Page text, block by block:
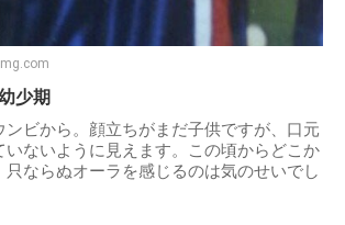
少期
ンビから。顔立ちがまだ子供ですが、口元
いないように見えます。この頃からどこか
ならぬオーラを感じるのは気のせいでし